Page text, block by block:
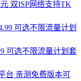
双ISP网络支持TK
可选不限流量计划套